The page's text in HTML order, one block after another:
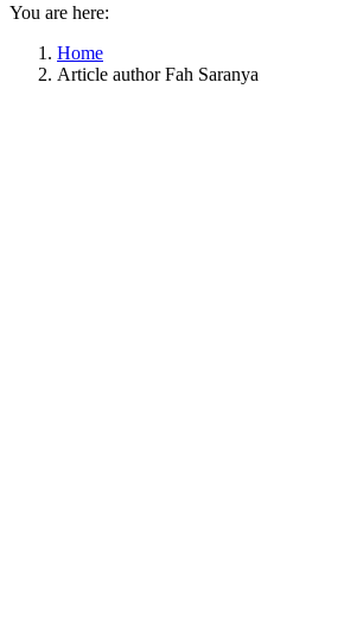
You are here:
Home
Article author Fah Saranya